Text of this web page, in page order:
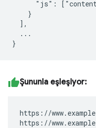
"js":
    }
  ],
  ...
Şununla eşleşiyor:
https://
https://